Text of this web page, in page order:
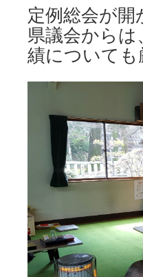
定例総会が開
県議会から
績についても